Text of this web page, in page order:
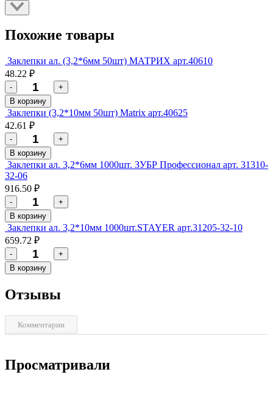
Похожие товары
Заклепки ал. (3,2*6мм 50шт) МАТРИХ арт.40610
48.22 ₽
-
+
В корзину
Заклепки (3,2*10мм 50шт) Мatrix арт.40625
42.61 ₽
-
+
В корзину
Заклепки ал. 3,2*6мм 1000шт. ЗУБР Профессионал арт. 31310-
32-06
916.50 ₽
-
+
В корзину
Заклепки ал. 3,2*10мм 1000шт.STAYER арт.31205-32-10
659.72 ₽
-
+
В корзину
Отзывы
Комментарии
Просматривали